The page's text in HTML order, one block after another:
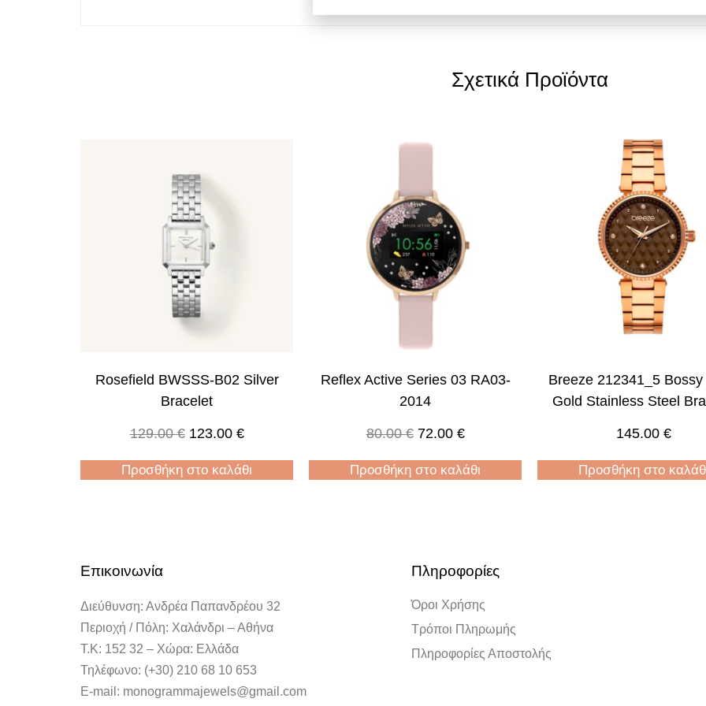
Σχετικά Προϊόντα
Rosefield BWSSS-B02 Silver
Bracelet
129.00€ 123.00 €
Προσθήκη στο καλάθι
Reflex Active Series 03 RA03-
2014
80.00€ 72.00 €
Προσθήκη στο καλάθι
Breeze 212341_5 Bossy
Gold Stainless Steel
145.00 €
Προσθήκη στο
Επικοινωνία
Διεύθυνση: Ανδρέα Παπανδρέου 32
Περιοχή / Πόλη: Χαλάνδρι – Αθήνα
Τ.Κ: 152 32 – Χώρα: Ελλάδα
Τηλέφωνο: (+30) 210 68 10 653
E-mail: monogrammajewels@gmail.com
Πληροφορίες
Όροι Χρήσης
Τρόποι Πληρωμής
Πληροφορίες Αποστολής